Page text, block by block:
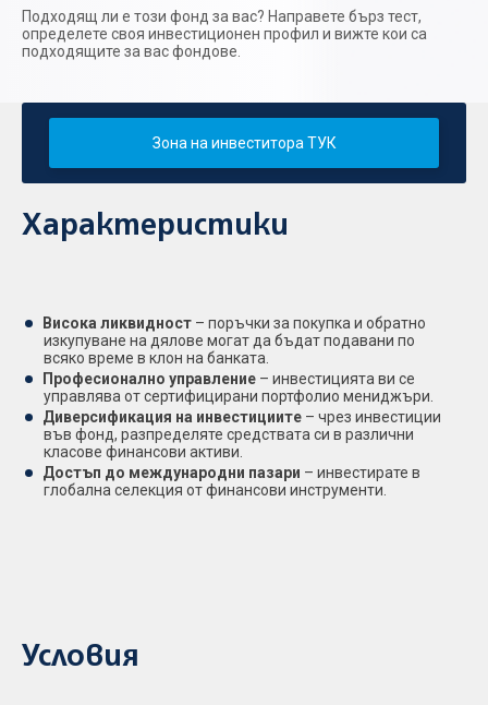
Подходящ ли е този фонд за вас? Направете бърз тест,
определете своя инвестиционен профил и вижте кои са
подходящите за вас фондове.
Зона на инвеститора ТУК
Характеристики
Висока ликвидност – поръчки за покупка и обратно
изкупуване на дялове могат да бъдат подавани по
всяко време в клон на банката.
Професионално управление – инвестицията ви се
управлява от сертифицирани портфолио мениджъри.
Диверсификация на инвестициите – чрез инвестиции
във фонд, разпределяте средствата си в различни
класове финансови активи.
Достъп до международни пазари – инвестирате в
глобална селекция от финансови инструменти.
Условия